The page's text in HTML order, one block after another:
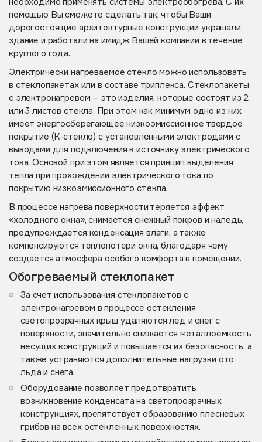
помощью Вы сможете сделать так, чтобы Ваши
дорогостоящие архитектурные конструкции украшали
здание и работали на имидж Вашей компании в течение
круглого года.
Электрически нагреваемое стекло можно использовать
в стеклопакетах или в составе триплекса. Стеклопакеты
с электронагревом – это изделия, которые состоят из 2
или 3 листов стекла. При этом как минимум одно из них
имеет энергосберегающее низкоэмиссионное твердое
покрытие (К-стекло) с установленными электродами с
выводами для подключения к источнику электрического
тока. Основой при этом является принцип выделения
тепла при прохождении электрического тока по
покрытию низкоэмиссионного стекла.
В процессе нагрева поверхности теряется эффект
«холодного окна», снимается снежный покров и наледь,
предупреждается конденсация влаги, а также
компенсируются теплопотери окна, благодаря чему
создается атмосфера особого комфорта в помещении.
Обогреваемый стеклопакет
За счет использования стеклопакетов с
электронагревом в процессе остекления
светопрозрачных крыш удаляются лед и снег с
поверхности, значительно снижается металлоемкость
несущих конструкций и повышается их безопасность, а
также устраняются дополнительные нагрузки ото
льда и снега.
Оборудование позволяет предотвратить
возникновение конденсата на светопрозрачных
конструкциях, препятствует образованию плесневых
грибов на всех остекленных поверхностях.